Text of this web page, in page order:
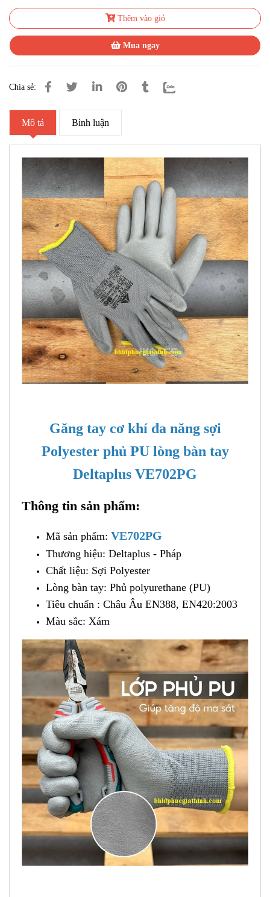
Thêm vào giỏ
Mua ngay
Chia sẻ:
Mô tả Bình luận
Găng tay cơ khí đa năng sợi
Polyester phủ PU lòng bàn tay
Deltaplus VE702PG
Thông tin sản phẩm:
Mã sản phẩm: VE702PG
Thương hiệu: Deltaplus - Pháp
Chất liệu: Sợi Polyester
Lòng bàn tay: Phủ polyurethane (PU)
Tiêu chuẩn : Châu Âu EN388, EN420:2003
Màu sắc: Xám